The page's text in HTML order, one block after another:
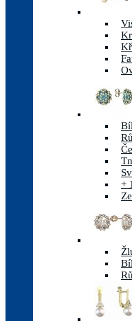
+